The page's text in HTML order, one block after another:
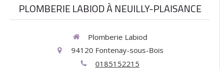
PLOMBERIE LABIOD À NEUILLY-PLAISANCE
Plomberie Labiod
94120 Fontenay-sous-Bois
0185152215